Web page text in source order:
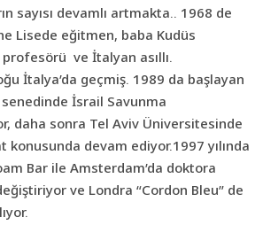
sayısı devamlı artmakta.. 1968 de
Lisede eğitmen, baba Kudüs
ve İtalyan asıllı.
İtalya’da geçmiş. 1989 da başlayan
İsrail Savunma
daha sonra Tel Aviv Üniversitesinde
konusunda devam ediyor.1997 yılında
Bar ile Amsterdam’da doktora
ve Londra “Cordon Bleu” de